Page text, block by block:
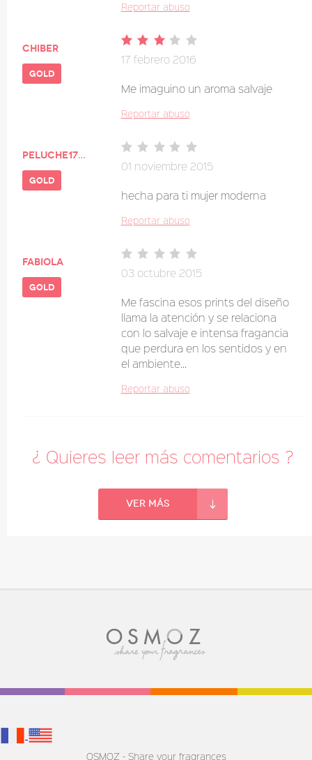
Reportar abuso
chiber
gold
17 febrero 2016
Me imaguino un aroma salvaje
Reportar abuso
peluche1705
gold
01 noviembre 2015
hecha para ti mujer moderna
Reportar abuso
fabiola
gold
03 octubre 2015
Me fascina esos prints del diseño
llama la atención y se relaciona
con lo salvaje e intensa fragancia
que perdura en los sentidos y en
el ambiente...
Reportar abuso
¿ Quieres leer más comentarios ?
Ver más
OSMOZ - Share your fragrances